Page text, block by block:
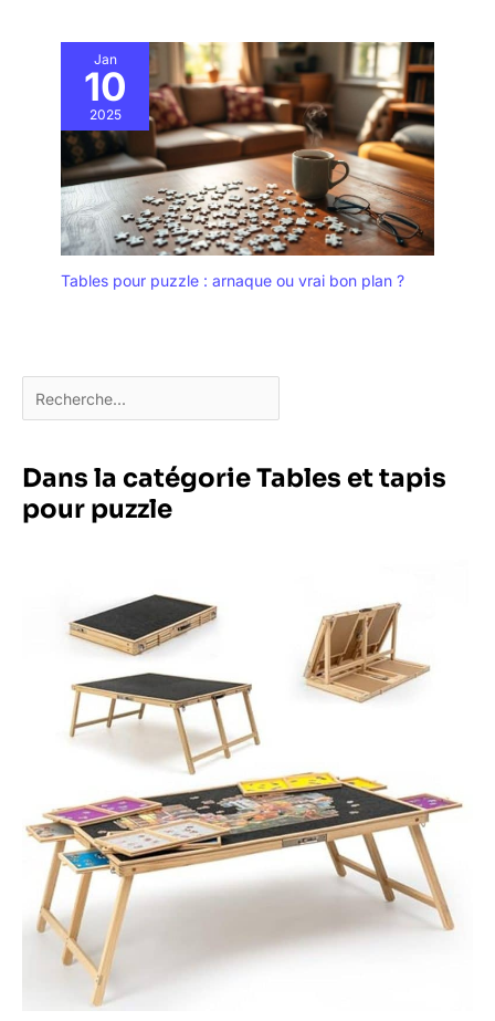
Jan
10
2025
Tables pour puzzle : arnaque ou vrai bon plan ?
Dans la catégorie Tables et tapis
pour puzzle